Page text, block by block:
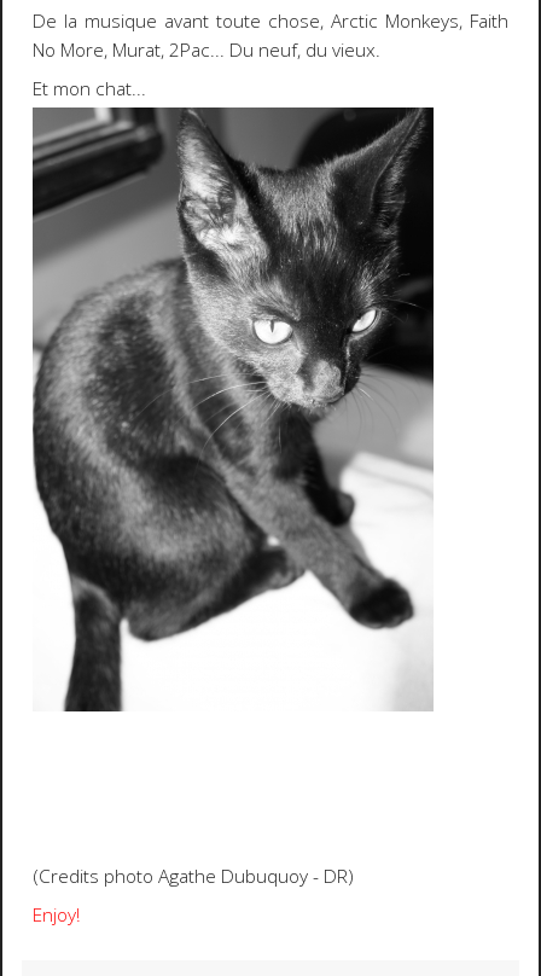
De la musique avant toute chose,Arctic Monkeys, Faith
No More, Murat, 2Pac... Du neuf, du vieux.
Et mon chat...
(Credits photo Agathe Dubuquoy - DR)
Enjoy!